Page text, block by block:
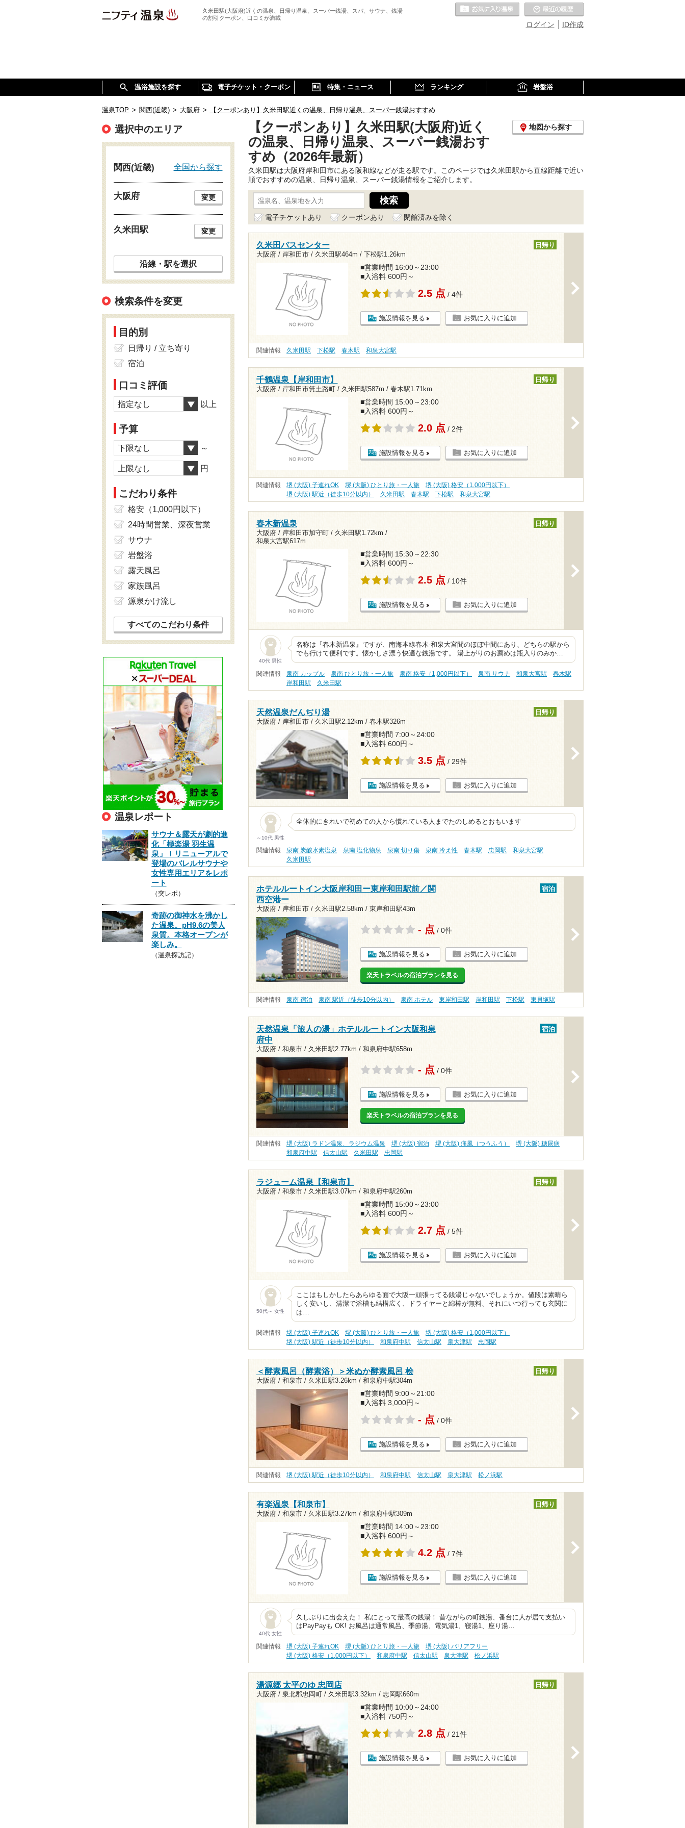
久米田駅(大阪府)近くの温泉、日帰り温泉、スーパー銭湯、スパ、サウナ、銭湯
の割引クーポン、口コミが満載
ID作成
ログイン
お気に入りの温泉
温浴施設を探す 電子チケット・クーポン 特集・ニュース ランキング 岩盤浴
温泉TOP > 関西(近畿) > 大阪府 > 【クーポンあり】久米田駅近くの温泉、日帰り温泉、スーパー銭湯おすすめ
【クーポンあり】久米田駅(大阪府)近く
の温泉、日帰り温泉、スーパー銭湯おす
すめ（2026年最新）
地図から探す
久米田駅は大阪府岸和田市にある阪和線などが走る駅です。このページでは久米田駅から直線距離で近い
順でおすすめの温泉、日帰り温泉、スーパー銭湯情報をご紹介します。
電子チケットあり クーポンあり 閉館済みを除く
久米田バスセンター
大阪府 / 岸和田市 / 久米田駅464m / 下松駅1.26km
日帰り
■営業時間 16:00～23:00
■入浴料 600円～
2.5 点 / 4件
施設情報を見る お気に入りに追加
関連情報 久米田駅 下松駅 春木駅 和泉大宮駅
千鶴温泉【岸和田市】
大阪府 / 岸和田市箕土路町 / 久米田駅587m / 春木駅1.71km
日帰り
■営業時間 15:00～23:00
■入浴料 600円～
2.0 点 / 2件
施設情報を見る お気に入りに追加
関連情報 堺 (大阪) 子連れOK 堺 (大阪) ひとり旅・一人旅
堺 (大阪) 格安（1,000円以下）
堺 (大阪) 駅近（徒歩10分以内）
久米田駅 春木駅 下松駅 和泉大宮駅
春木新温泉
大阪府 / 岸和田市加守町 / 久米田駅1.72km /
和泉大宮駅617m
日帰り
■営業時間 15:30～22:30
■入浴料 600円～
2.5 点 / 10件
施設情報を見る お気に入りに追加
40代 男性
名称は『春木新温泉』ですが、南海本線春木-和泉大宮間のほぼ中間にあり、どちらの駅から
でも行けて便利です。懐かしさ漂う快適な銭湯です。 湯上がりのお薦めは瓶入りのみか…
関連情報 泉南 カップル 泉南 ひとり旅・一人旅 泉南 格安（1,000円以下） 泉南 サウナ 和泉大宮駅
春木駅
岸和田駅
久米田駅
天然温泉だんぢり湯
大阪府 / 岸和田市 / 久米田駅2.12km / 春木駅326m
日帰り
■営業時間 7:00～24:00
■入浴料 600円～
3.5 点 / 29件
施設情報を見る お気に入りに追加
～10代 男性
全体的にきれいで初めての人から慣れている人までたのしめるとおもいます
関連情報 泉南 炭酸水素塩泉 泉南 塩化物泉 泉南 切り傷 泉南 冷え性 春木駅 忠岡駅
和泉大宮駅
久米田駅
ホテルルートイン大阪岸和田ー東岸和田駅前／関
西空港ー
大阪府 / 岸和田市 / 久米田駅2.58km / 東岸和田駅43m
宿泊
- 点 / 0件
施設情報を見る お気に入りに追加
楽天トラベルの宿泊プランを見る
関連情報 泉南 宿泊 泉南 駅近（徒歩10分以内） 泉南 ホテル 東岸和田駅 岸和田駅 下松駅 東貝塚駅
天然温泉「旅人の湯」ホテルルートイン大阪和泉
府中
大阪府 / 和泉市 / 久米田駅2.77km / 和泉府中駅658m
宿泊
- 点 / 0件
施設情報を見る お気に入りに追加
楽天トラベルの宿泊プランを見る
関連情報 堺 (大阪) ラドン温泉、ラジウム温泉 堺 (大阪) 宿泊 堺 (大阪) 痛風（つうふう）
堺 (大阪) 糖尿病
和泉府中駅
信太山駅 久米田駅 忠岡駅
ラジューム温泉【和泉市】
大阪府 / 和泉市 / 久米田駅3.07km / 和泉府中駅260m
日帰り
■営業時間 15:00～23:00
■入浴料 600円～
2.7 点 / 5件
施設情報を見る お気に入りに追加
50代～ 女性
ここはもしかしたらあらゆる面で大阪一頑張ってる銭湯じゃないでしょうか。値段は素晴ら
しく安いし、清潔で浴槽も結構広く、ドライヤーと綿棒が無料、それにいつ行っても玄関に
は…
関連情報 堺 (大阪) 子連れOK 堺 (大阪) ひとり旅・一人旅
堺 (大阪) 格安（1,000円以下）
堺 (大阪) 駅近（徒歩10分以内）
和泉府中駅 信太山駅 泉大津駅 忠岡駅
＜酵素風呂（酵素浴）＞米ぬか酵素風呂 桧
大阪府 / 和泉市 / 久米田駅3.26km / 和泉府中駅304m
日帰り
■営業時間 9:00～21:00
■入浴料 3,000円～
- 点 / 0件
施設情報を見る お気に入りに追加
関連情報 堺 (大阪) 駅近（徒歩10分以内） 和泉府中駅 信太山駅 泉大津駅 松ノ浜駅
有楽温泉【和泉市】
大阪府 / 和泉市 / 久米田駅3.27km / 和泉府中駅309m
日帰り
■営業時間 14:00～23:00
■入浴料 600円～
4.2 点 / 7件
施設情報を見る お気に入りに追加
40代 女性
久しぶりに出会えた！ 私にとって最高の銭湯！ 昔ながらの町銭湯、番台に人が居て支払い
はPayPayも OK! お風呂は通常風呂、季節湯、電気湯1、寝湯1、座り湯…
関連情報 堺 (大阪) 子連れOK 堺 (大阪) ひとり旅・一人旅
堺 (大阪) バリアフリー
堺 (大阪) 格安（1,000円以下）
和泉府中駅 信太山駅 泉大津駅 松ノ浜駅
湯源郷 太平のゆ 忠岡店
大阪府 / 泉北郡忠岡町 / 久米田駅3.32km / 忠岡駅660m
日帰り
■営業時間 10:00～24:00
■入浴料 750円～
2.8 点 / 21件
施設情報を見る お気に入りに追加
選択中のエリア
関西(近畿) 全国から探す
大阪府 変更
久米田駅 変更
沿線・駅を選択
検索条件を変更
目的別
日帰り / 立ち寄り
宿泊
口コミ評価
指定なし 以上
予算
下限なし ～
上限なし 円
こだわり条件
格安（1,000円以下）
24時間営業、深夜営業
サウナ
岩盤浴
露天風呂
家族風呂
源泉かけ流し
すべてのこだわり条件
温泉レポート
サウナ＆露天が劇的進
化「極楽湯 羽生温
泉」！リニューアルで
登場のバレルサウナや
女性専用エリアをレポ
ート
（突レポ）
奇跡の御神水を沸かし
た温泉。pH9.6の美人
泉質。本格オープンが
楽しみ。
（温泉探訪記）